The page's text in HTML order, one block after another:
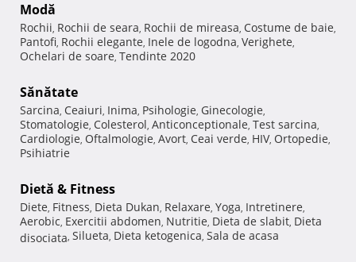
Modă
Rochii, Rochii de seara, Rochii de mireasa, Costume de baie,
Pantofi, Rochii elegante, Inele de logodna, Verighete,
Ochelari de soare, Tendinte 2020
Sănătate
Sarcina, Ceaiuri, Inima, Psihologie, Ginecologie,
Stomatologie, Colesterol, Anticonceptionale, Test sarcina,
Cardiologie, Oftalmologie, Avort, Ceai verde, HIV, Ortopedie,
Psihiatrie
Dietă & Fitness
Diete, Fitness, Dieta Dukan, Relaxare, Yoga, Intretinere,
Aerobic, Exercitii abdomen, Nutritie, Dieta de slabit, Dieta
disociata, Silueta, Dieta ketogenica, Sala de acasa